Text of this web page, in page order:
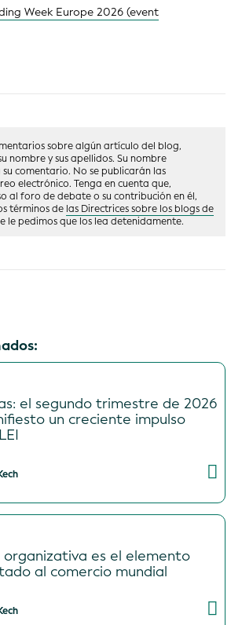
Week Europe 2026 (event
sobre algún artículo del blog,
nombre y sus apellidos. Su nombre
comentario. No se publicarán las
electrónico. Tenga en cuenta que,
al foro de debate o su contribución en él,
términos de las Directrices sobre los blogs de
le pedimos que los lea detenidamente.
el segundo trimestre de 2026
un creciente impulso
es el elemento
al comercio mundial